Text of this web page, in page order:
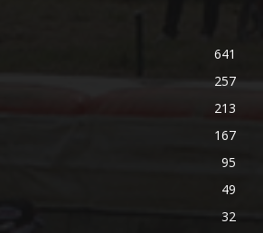
641
257
213
167
95
49
32